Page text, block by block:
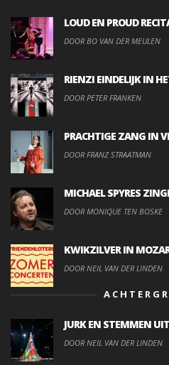
LOUD EN PROUD
DOOR BO VAN DER MEULEN
RIENZI EINDELIJK IN
DOOR PETER FRANKEN
PRACHTIGE ZANG IN
DOOR FRANZ STRAATMAN
MICHAEL SPYRES
DOOR MONIQUE TEN BOSKE
KWIKZILVER IN
DOOR NEIL VAN DER LINDEN
JURK EN STEMMEN
DOOR NEIL VAN DER LINDEN